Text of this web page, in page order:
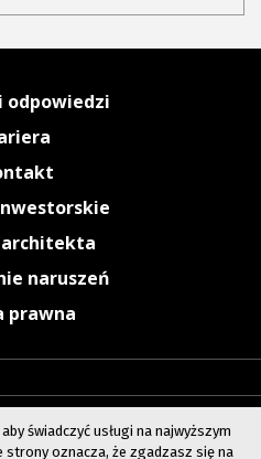
odpowiedzi
naruszeń
prawna
świadczyć usługi na najwyższym
oznacza, że zgadzasz się na